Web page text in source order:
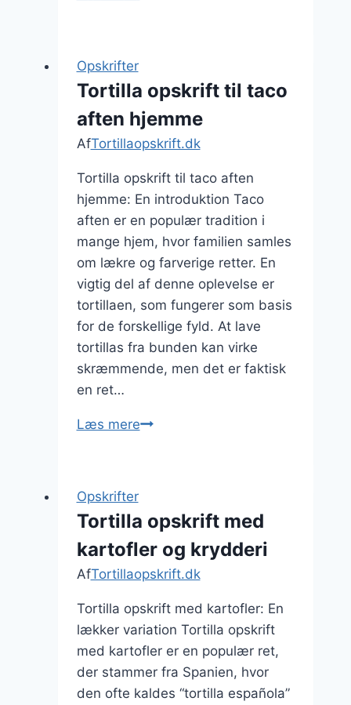
ris
Opskrifter
Tortilla opskrift til taco
aften hjemme
AfTortillaopskrift.dk
Tortilla opskrift til taco aften
hjemme: En introduktion Taco
aften er en populær tradition i
mange hjem, hvor familien samles
om lækre og farverige retter. En
vigtig del af denne oplevelse er
tortillaen, som fungerer som basis
for de forskellige fyld. At lave
tortillas fra bunden kan virke
skræmmende, men det er faktisk
en ret…
Læs mereTortilla
hjemme
Opskrifter
Tortilla opskrift med
kartofler og krydderi
AfTortillaopskrift.dk
Tortilla opskrift med kartofler: En
lækker variation Tortilla opskrift
med kartofler er en populær ret,
der stammer fra Spanien, hvor
den ofte kaldes “tortilla española”